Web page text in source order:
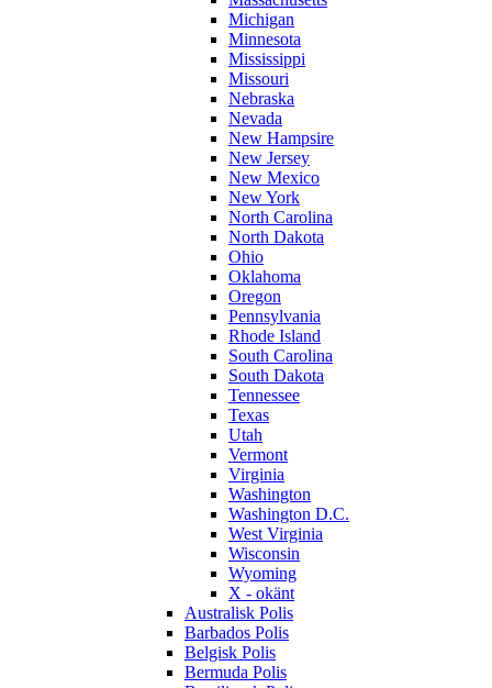
Michigan
Minnesota
Mississippi
Missouri
Nebraska
Nevada
New Hampsire
New Jersey
New Mexico
New York
North Carolina
North Dakota
Ohio
Oklahoma
Oregon
Pennsylvania
Rhode Island
South Carolina
South Dakota
Tennessee
Texas
Utah
Vermont
Virginia
Washington
Washington D.C.
West Virginia
Wisconsin
Wyoming
X - okänt
Australisk Polis
Barbados Polis
Belgisk Polis
Bermuda Polis